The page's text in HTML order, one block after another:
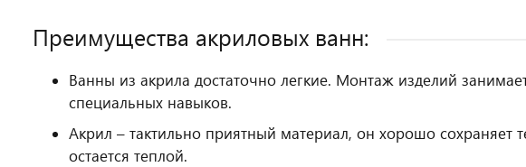
Преимущества акриловых ванн:
Ванны из акрила достаточно легкие. Монтаж изделий
специальных навыков.
Акрил – тактильно приятный материал, он хорошо сохраняет
остается теплой.